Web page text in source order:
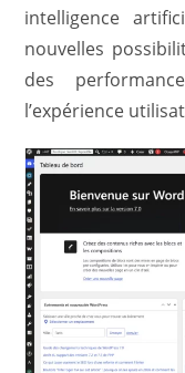
intelligence
nouvelles
des
l’expérience